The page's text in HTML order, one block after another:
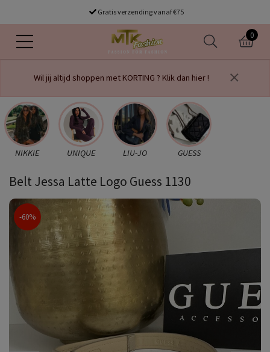
Gratis verzending vanaf €75
0
Wil jij altijd shoppen met KORTING ? Klik dan hier !
NIKKIE UNIQUE LIU-JO GUESS
Belt Jessa Latte Logo Guess 1130
-60%